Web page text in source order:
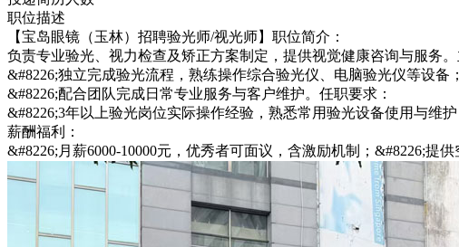
职位描述
【宝岛眼镜（玉林）招聘验光师/视光师】职位简介：
负责专业验光、视力检查及矫正方案制定，提供视觉健康咨询与服务。
&#8226;独立完成验光流程，熟练操作综合验光仪、电脑验光仪等设
&#8226;配合团队完成日常专业服务与客户维护。任职要求：
&#8226;3年以上验光岗位实际操作经验，熟悉常用验光设备使用与维
薪酬福利：
&#8226;月薪6000-10000元，优秀者可面议，含激励机制；&#8226;提